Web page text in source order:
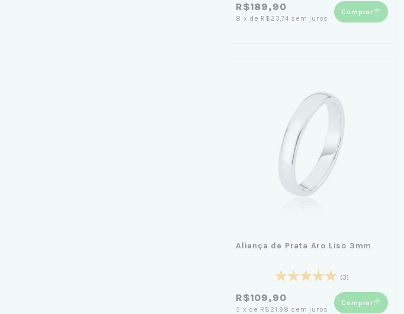
R$189,90
8 x de R$23,74 sem juros
Comprar
Aliança de Prata Aro Liso 3mm
(3)
R$109,90
5 x de R$21,98 sem juros
Comprar